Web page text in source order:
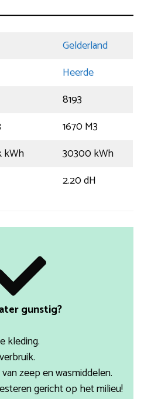
Gelderland
Heerde
8193
1670 M3
kWh
30300 kWh
2.20 dH
gunstig?
kleding.
zeep en wasmiddelen.
gericht op het milieu!